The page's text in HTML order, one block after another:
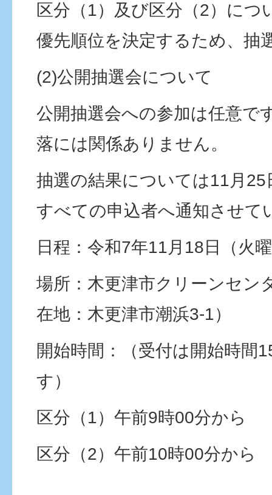
区分（1）及び区分（2）につ
優先順位を決定するため、抽
(2)公開抽選会について
公開抽選会への参加は任意で
落には関係ありません。
抽選の結果については11月25
すべての申込者へ通知させて
日程：令和7年11月18日（火
場所：木更津市クリーンセン
在地：木更津市潮浜3-1）
開始時間：（受付は開始時間
す）
区分（1）午前9時00分から
区分（2）午前10時00分から